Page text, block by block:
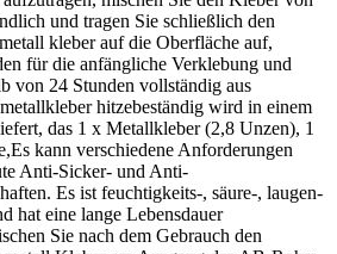
und tragen Sie schließlich den
kleber auf die Oberfläche auf,
für die anfängliche Verklebung und
von 24 Stunden vollständig aus
hitzebeständig wird in einem
das 1 x Metallkleber (2,8 Unzen), 1
kann verschiedene Anforderungen
Anti-Sicker- und Anti-
Es ist feuchtigkeits-, säure-, laugen-
hat eine lange Lebensdauer
Sie nach dem Gebrauch den